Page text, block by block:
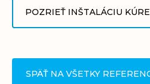
POZRIEŤ INŠTALÁCIU
SPÄŤ NA VŠETKY